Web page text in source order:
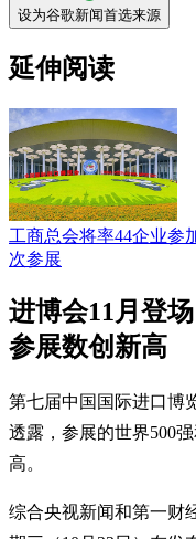
设为谷歌新闻首选来源
延伸阅读
工商总会将率44企业参
次参展
进博会11月登
参展数创新高
第七届中国国际进口博
透露，参展的世界500
高。
综合央视新闻和第一财